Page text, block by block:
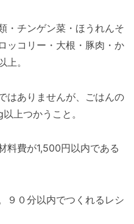
・チンゲン菜・ほうれんそ
ッコリー・大根・豚肉・か
。
はありませんが、ごはんの
上つかうこと。
料費が1,500円以内である
９０分以内でつくれるレシ